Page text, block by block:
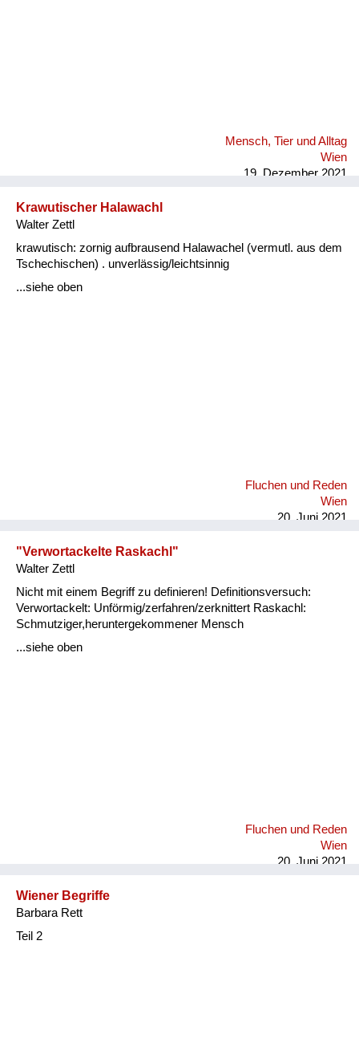
Mensch, Tier und Alltag
Wien
19. Dezember 2021
Krawutischer Halawachl
Walter Zettl
krawutisch: zornig aufbrausend Halawachel (vermutl. aus dem
Tschechischen) . unverlässig/leichtsinnig
...siehe oben
Fluchen und Reden
Wien
20. Juni 2021
"Verwortackelte Raskachl"
Walter Zettl
Nicht mit einem Begriff zu definieren! Definitionsversuch:
Verwortackelt: Unförmig/zerfahren/zerknittert Raskachl:
Schmutziger,heruntergekommener Mensch
...siehe oben
Fluchen und Reden
Wien
20. Juni 2021
Wiener Begriffe
Barbara Rett
Teil 2